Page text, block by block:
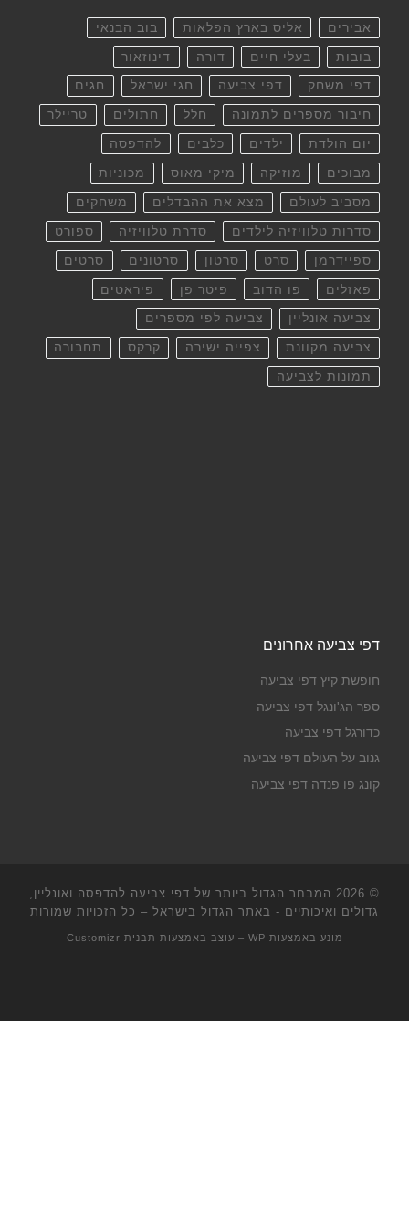
אבירים אליס בארץ הפלאות בוב הבנאי
בובות בעלי חיים דורה דינוזאור
דפי משחק דפי צביעה חגי ישראל חגים
חיבור מספרים לתמונה חלל חתולים טריילר
יום הולדת ילדים כלבים להדפסה
מבוכים מוזיקה מיקי מאוס מכוניות
מסביב לעולם מצא את ההבדלים משחקים
סדרות טלוויזיה לילדים סדרת טלוויזיה ספורט
ספיידרמן סרט סרטון סרטונים סרטים
פאזלים פו הדוב פיטר פן פיראטים
צביעה אונליין צביעה לפי מספרים
צביעה מקוונת צפייה ישירה קרקס תחבורה
תמונות לצביעה
דפי צביעה אחרונים
חופשת קיץ דפי צביעה
ספר הג'ונגל דפי צביעה
כדורגל דפי צביעה
גנוב על העולם דפי צביעה
קונג פו פנדה דפי צביעה
© 2026
המבחר הגדול ביותר של דפי צביעה להדפסה ואונליין,
גדולים ואיכותיים - באתר הגדול בישראל – כל הזכויות שמורות
מונע באמצעות WP – עוצב באמצעות תבנית Customizr